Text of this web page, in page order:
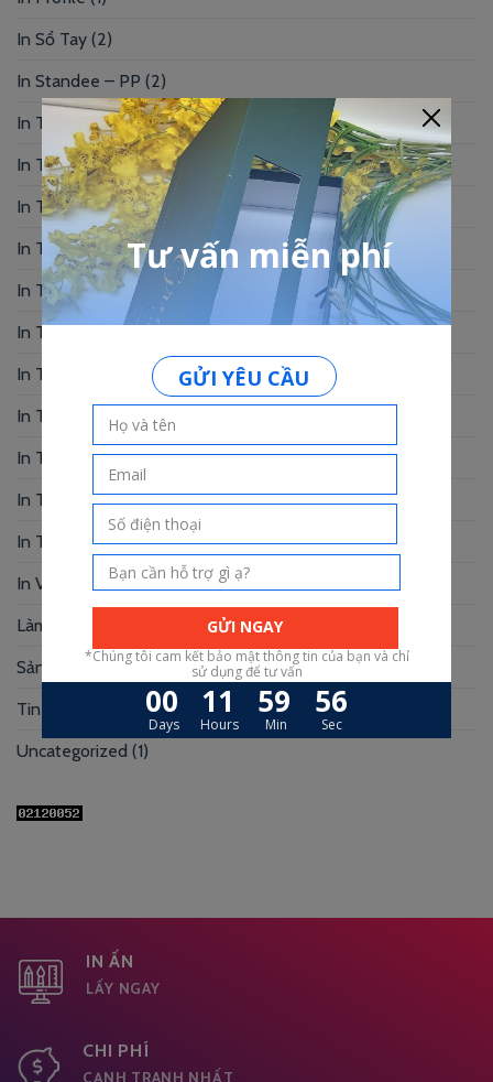
In Sổ Tay (2)
In Standee – PP (2)
In Tag Treo(7)
In Thẻ Bài(2)
In Thẻ Nhân Viên(3)
In Thẻ Nhựa(34)
In Thiệp Chúc Mừng (6)
In Thiệp Cưới(33)
In Thiệp Mời
In Tờ Rơi
In Tranh
(3)
In Truyện Tranh(4)
In Túi Giấy(10)
In Voucher
(12)
Làm Hộp Đựng
Sản xuất hộp mi(3)
Tin Tức
Uncategorized (1)
IN ẤN
LẤY NGAY
CHI PHÍ
CẠNH TRANH NHẤT